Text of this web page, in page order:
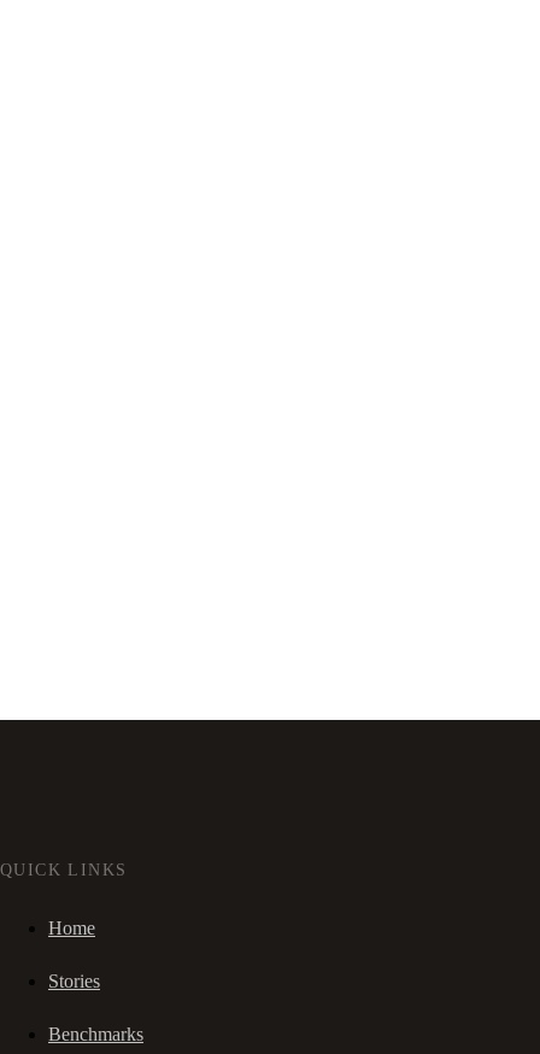
QUICK LINKS
Home
Stories
Benchmarks